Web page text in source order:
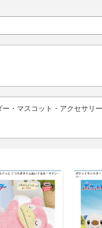
ー・マスコット・アクセサリー